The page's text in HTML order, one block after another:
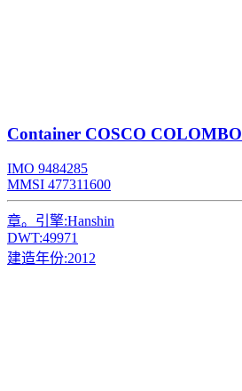
Container COSCO COLOMBO
IMO 9484285
MMSI 477311600
章。引擎:Hanshin
DWT:49971
建造年份:2012